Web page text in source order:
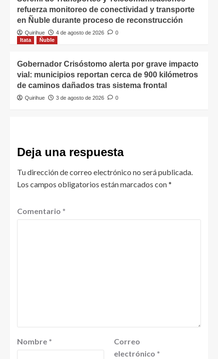
refuerza monitoreo de conectividad y transporte
en Ñuble durante proceso de reconstrucción
Quirihue 4 de agosto de 2026
0
Itata
Ñuble
Gobernador Crisóstomo alerta por grave impacto
vial: municipios reportan cerca de 900 kilómetros
de caminos dañados tras sistema frontal
Quirihue 3 de agosto de 2026 0
Deja una respuesta
Tu dirección de correo electrónico no será publicada.
Los campos obligatorios están marcados con*
Comentario *
Nombre *
Correo
electrónico *